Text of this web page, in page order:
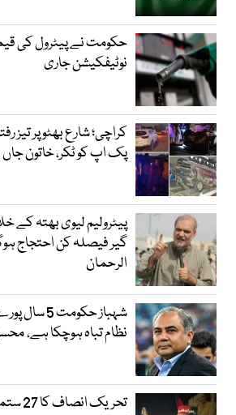
حکومت نے پیٹرول کی
نوٹیفکیشن جاری
کراچی؛ شارع بھٹو پر تیز
پک اپ کو ٹکر، خاتون
گیر فیصلہ کن احتجاج
الرحمان
شہباز
نظام تباہ ہوچکا ہے،
تحریک